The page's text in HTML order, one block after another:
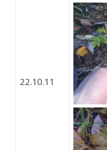
22.10.11